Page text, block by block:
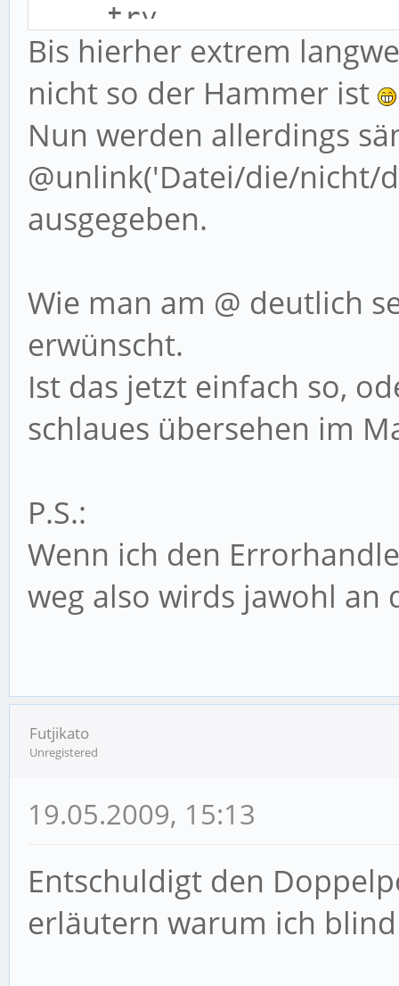
try
{
echo'<div
/>'.$errstr.'</div>';
}
catch(Exception
{
}
}
Bis hierher extrem
nicht so der Hammer ist
Nun werden allerdings
@unlink('Datei/die/nicht/
ausgegeben.
Wie man am @ deutlich
erwünscht.
Ist das jetzt einfach so,
schlaues übersehen im
P.S.:
Wenn ich den
weg also wirds jawohl an
Futjikato
Unregistered
19.05.2009, 15:13
Entschuldigt den
erläutern warum ich